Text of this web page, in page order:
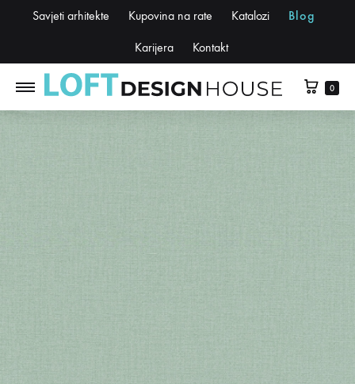
Savjeti arhitekte Kupovina na rate Katalozi Blog
Karijera Kontakt
0